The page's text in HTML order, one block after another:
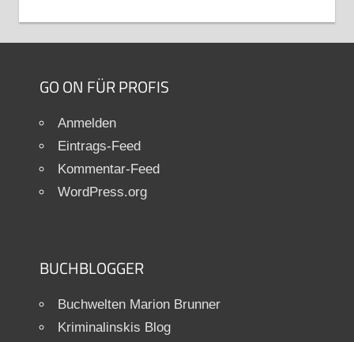
GO ON FÜR PROFIS
Anmelden
Eintrags-Feed
Kommentar-Feed
WordPress.org
BUCHBLOGGER
Buchwelten Marion Brunner
Kriminalinskis Blog